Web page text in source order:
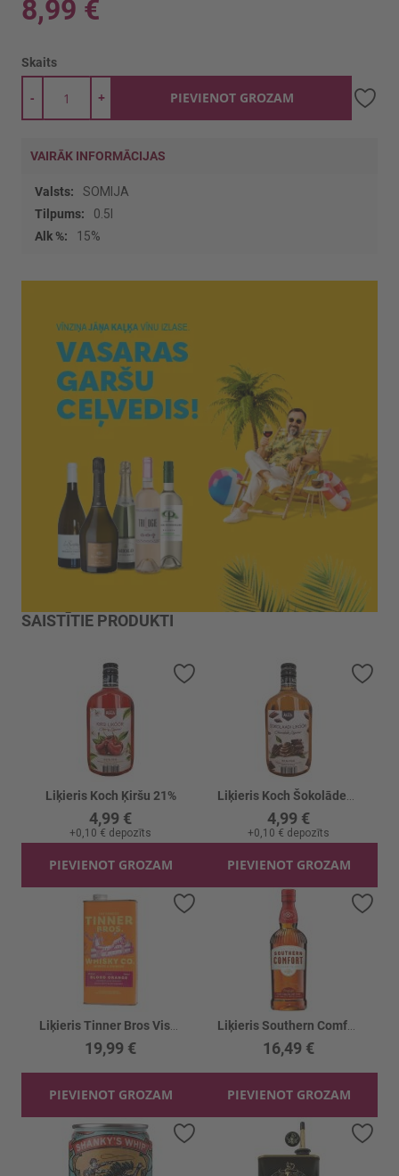
8,99 €
Skaits
+
- PIEVIENOT GROZAM
VAIRĀK INFORMĀCIJAS
Vairāk
informācijas
SOMIJA
0.5l
15%
SAISTĪTIE PRODUKTI
Liķieris Koch Ķiršu 21%
4,99 €
+0,10 € depozīts
PIEVIENOT GROZAM
Pievienot vēlmju sarakstam
4,99 €
+0,10 € depozīts
PIEVIENOT GROZAM
19,99 €
PIEVIENOT GROZAM
Pievienot vēlmju sarakstam
16,49 €
PIEVIENOT GROZAM
Pievienot vēlmju sarakstam